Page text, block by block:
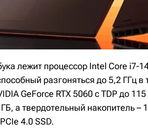
лежит процессор Intel Core i7-
разгоняться до 5,2 ГГц
GeForce RTX 5060 с TDP до
ГБ, а твердотельный накопитель
4.0 SSD.